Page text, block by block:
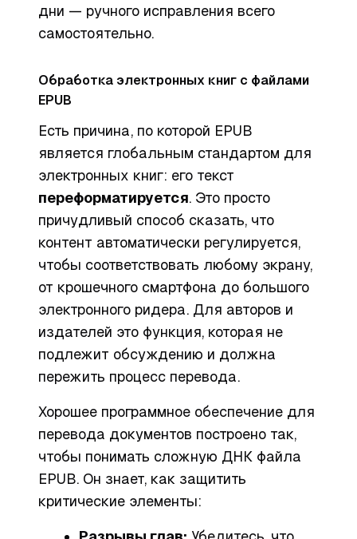
дни — ручного исправления всего
самостоятельно.
Обработка электронных книг с файлами
EPUB
Есть причина, по которой EPUB
является глобальным стандартом для
электронных книг: его текст
переформатируется. Это просто
причудливый способ сказать, что
контент автоматически регулируется,
чтобы соответствовать любому экрану,
от крошечного смартфона до большого
электронного ридера. Для авторов и
издателей это функция, которая не
подлежит обсуждению и должна
пережить процесс перевода.
Хорошее программное обеспечение для
перевода документов построено так,
чтобы понимать сложную ДНК файла
EPUB. Он знает, как защитить
критические элементы: